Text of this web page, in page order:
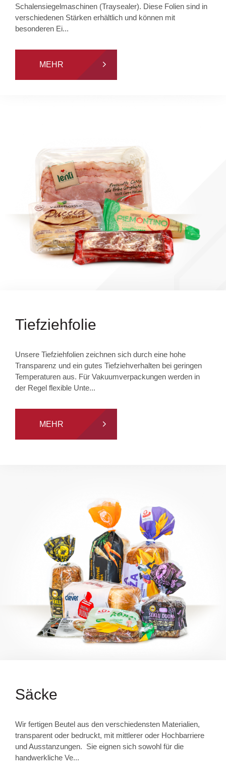
Schalensiegelmaschinen (Traysealer). Diese Folien sind in
verschiedenen Stärken erhältlich und können mit
besonderen Ei...
MEHR
Tiefziehfolie
Unsere Tiefziehfolien zeichnen sich durch eine hohe
Transparenz und ein gutes Tiefziehverhalten bei geringen
Temperaturen aus. Für Vakuumverpackungen werden in
der Regel flexible Unte...
MEHR
Säcke
Wir fertigen Beutel aus den verschiedensten Materialien,
transparent oder bedruckt, mit mittlerer oder Hochbarriere
und Ausstanzungen. Sie eignen sich sowohl für die
handwerkliche Ve...